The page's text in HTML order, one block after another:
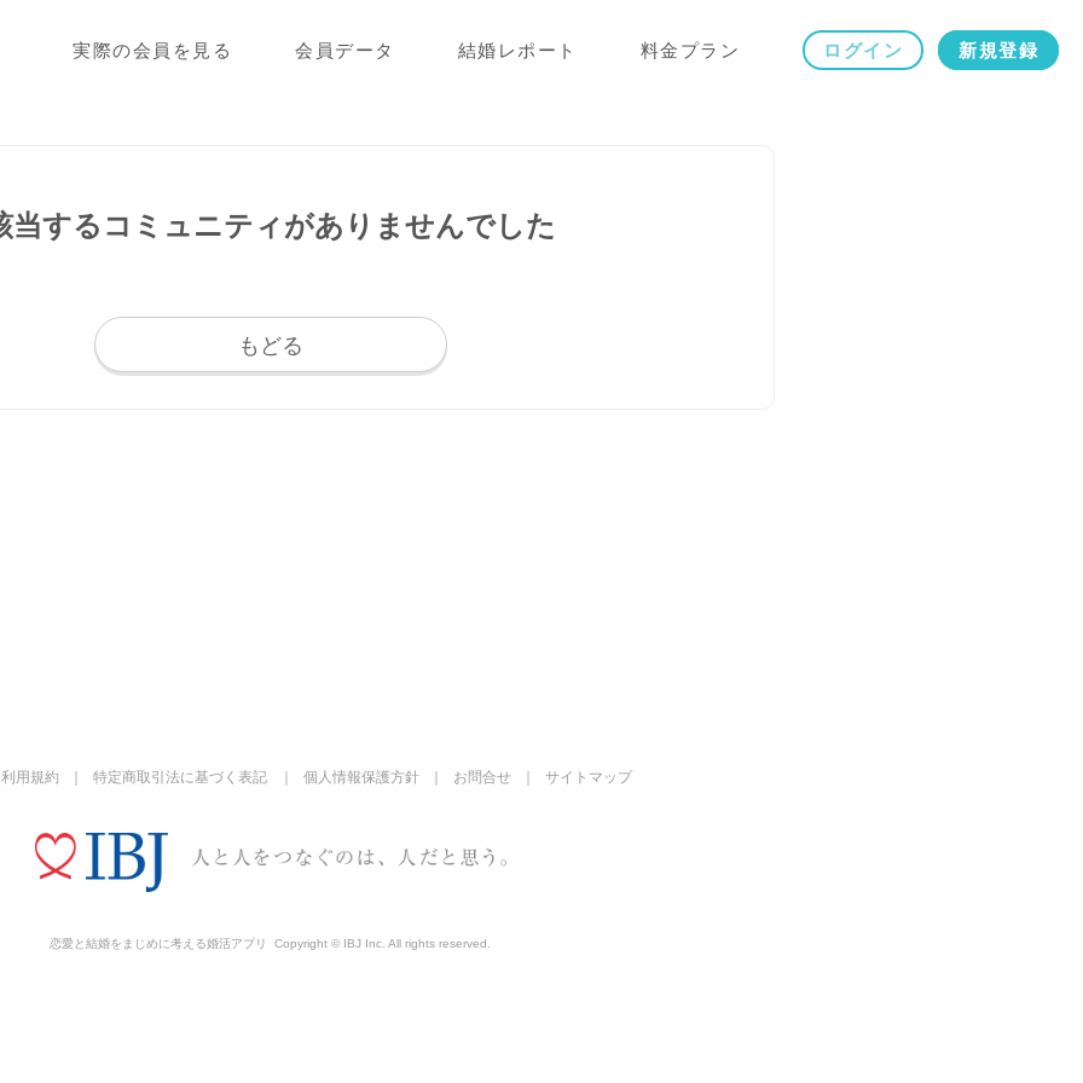
実際の会員を見る 会員データ 結婚レポート 料金プラン ログイン 新規登録
当するコミュニティがありませんでした
もどる
利用規約 特定商取引法に基づく表記 個人情報保護方針 お問合せ サイトマップ
恋愛と結婚をまじめに考える婚活アプリ Copyright © IBJ Inc. All rights reserved.